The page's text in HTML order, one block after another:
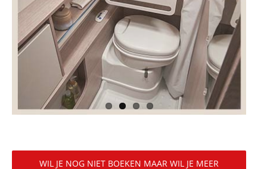
WIL JE NOG NIET BOEKEN MAAR WIL JE MEER